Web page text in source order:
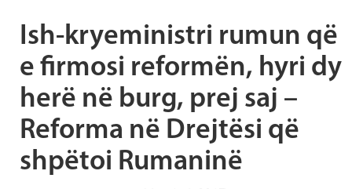
Ish-kryeministri rumun që
e firmosi reformën, hyri dy
herë në burg, prej saj –
Reforma në Drejtësi që
shpëtoi Rumaninë